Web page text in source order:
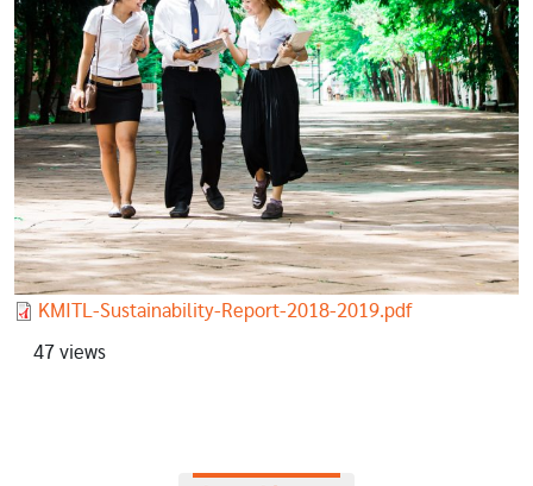
Document
KMITL-Sustainability-Report-2018-2019.pdf
47 views